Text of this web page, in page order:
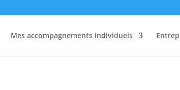
Mes accompagnements individuels